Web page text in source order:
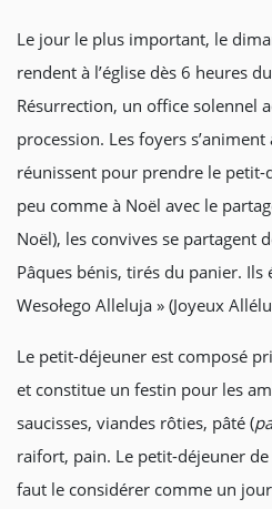
Le jour le plus important, le
rendent à l’église dès 6 heures
Résurrection, un office solennel
procession. Les foyers
réunissent pour prendre le petit-
peu comme à Noël avec le
Noël), les convives se partagent
Pâques bénis, tirés du panier.
Wesołego Alleluja » (Joyeux
Le petit-déjeuner est composé
et constitue un festin pour les
saucisses, viandes rôties, pâté (
raifort, pain. Le petit-déjeuner de
faut le considérer comme un